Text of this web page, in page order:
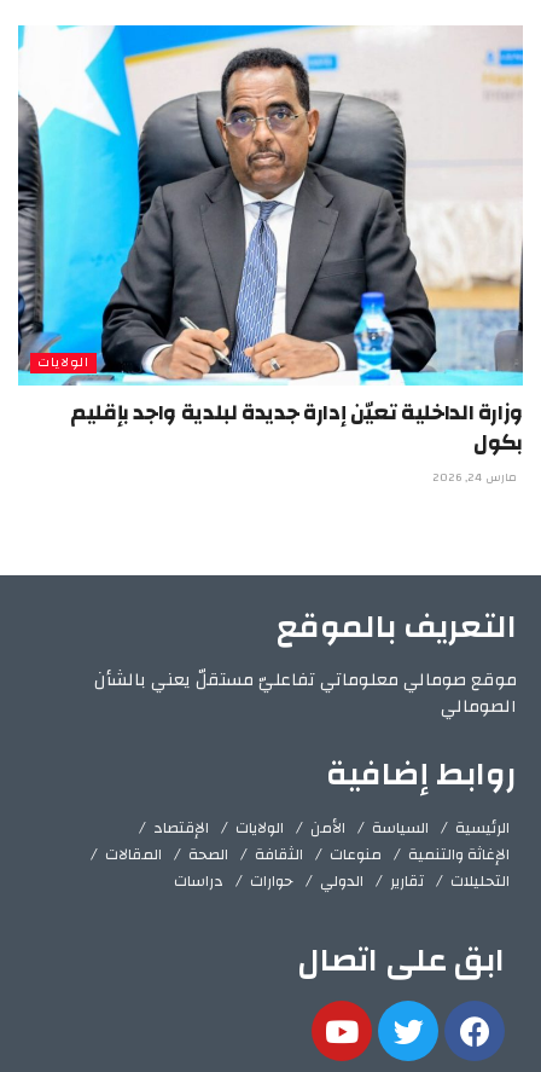
الولايات
وزارة الداخلية تعيّن إدارة جديدة لبلدية واجد بإقليم
بكول
مارس 24, 2026
التعريف بالموقع
موقع صومالي معلوماتي تفاعليّ مستقلّ يعني بالشأن
الصومالي
روابط إضافية
الرئيسية السياسة الأمن الولايات
الإقتصاد
الإغاثة والتنمية
منوعات الثقافة الصحة
المقالات
التحليلات
تقارير الدولي حوارات دراسات
ابق على اتصال